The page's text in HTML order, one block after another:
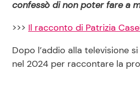
confessò di non poter fare a
>>> Il racconto di Patrizia
Dopo l’addio alla televisione
nel 2024 per raccontare la